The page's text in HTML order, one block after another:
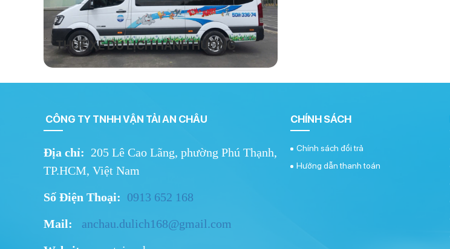
THUÊ XE DU LỊCH HÀNH HƯƠNG
Khám phá những cung đường du lịch đẹp nhất miền
Thơ. Vận tải An Châu cung cấp dịch vụ thuê xe du lịch
CÔNG TY TNHH VẬN TẢI AN CHÂU
Địa chỉ: 205 Lê Cao Lãng, phường Phú Thạnh,
TP.HCM, Việt Nam
Số Điện Thoại: 0913 652 168
Mail:
anchau.dulich168@gmail.com
CHÍNH SÁCH
Chính sách đổi trả
Hướng dẫn thanh toán